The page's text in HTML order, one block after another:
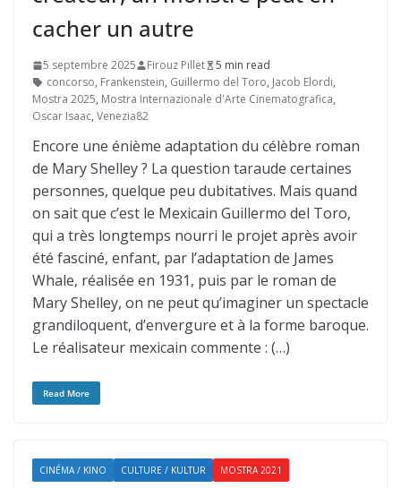
cacher un autre
5 septembre 2025 Firouz Pillet
5 min read
concorso, Frankenstein, Guillermo del Toro, Jacob Elordi,
Mostra 2025, Mostra Internazionale d'Arte Cinematografica,
Oscar Isaac, Venezia82
Encore une énième adaptation du célèbre roman
de Mary Shelley ? La question taraude certaines
personnes, quelque peu dubitatives. Mais quand
on sait que c’est le Mexicain Guillermo del Toro,
qui a très longtemps nourri le projet après avoir
été fasciné, enfant, par l’adaptation de James
Whale, réalisée en 1931, puis par le roman de
Mary Shelley, on ne peut qu’imaginer un spectacle
grandiloquent, d’envergure et à la forme baroque.
Le réalisateur mexicain commente : (…)
Read More
CINÉMA / KINO CULTURE / KULTUR MOSTRA 2021